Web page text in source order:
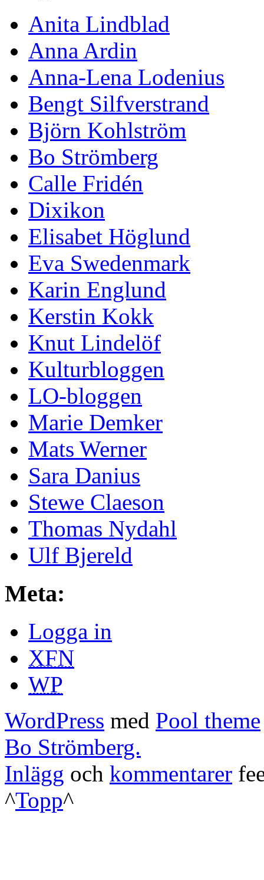
Anita Lindblad
Anna Ardin
Anna-Lena Lodenius
Bengt Silfverstrand
Björn Kohlström
Bo Strömberg
Calle Fridén
Dixikon
Elisabet Höglund
Eva Swedenmark
Karin Englund
Kerstin Kokk
Knut Lindelöf
Kulturbloggen
LO-bloggen
Marie Demker
Mats Werner
Sara Danius
Stewe Claeson
Thomas Nydahl
Ulf Bjereld
Meta:
Logga in
XFN
WP
WordPress med Pool theme
Bo Strömberg.
Inlägg och kommentarer
^Topp^